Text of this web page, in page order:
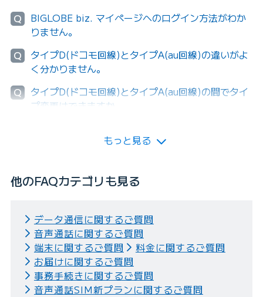
Q
BIGLOBE biz. マイページへのログイン方法がわか
りません。
Q
タイプD(ドコモ回線)とタイプA(au回線)の違いがよ
く分かりません。
Q
タイプD(ドコモ回線)とタイプA(au回線)の間でタイ
プ変更はできますか。
もっと見る
他のFAQカテゴリも見る
データ通信に関するご質問
音声通話に関するご質問
端末に関するご質問
料金に関するご質問
お届けに関するご質問
事務手続きに関するご質問
音声通話SIM新プランに関するご質問